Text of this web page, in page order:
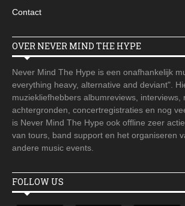
Contact
OVER NEVER MIND THE HYPE
Never Mind The Hype is een onafhankelijk
everything heavy, alternative and deviant".
muziekliefhebbers albumreviews, interviews,
achtergronden, concertregistraties en nog
is Never Mind The Hype ook offline zeer
van tours, band support en het organiseren
andere music events.
FOLLOW US